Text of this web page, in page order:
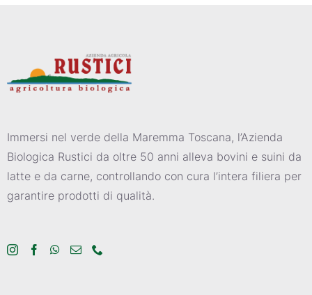
Immersi nel verde della Maremma Toscana, l’Azienda
Biologica Rustici da oltre 50 anni alleva bovini e suini da
latte e da carne, controllando con cura l’intera filiera per
garantire prodotti di qualità.